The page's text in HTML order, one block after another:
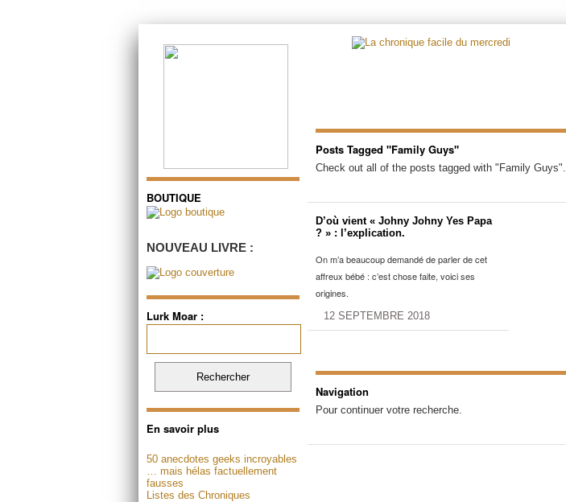
BOUTIQUE
NOUVEAU LIVRE :
Lurk Moar :
En savoir plus
50 anecdotes geeks incroyables
… mais hélas factuellement
fausses
Listes des Chroniques
Posts Tagged "Family Guys"
Check out all of the posts tagged with "Family Guys".
D’où vient « Johny Johny Yes Papa
? » : l’explication.
On m’a beaucoup demandé de parler de cet
affreux bébé : c’est chose faite, voici ses
origines.
12 SEPTEMBRE 2018
Navigation
Pour continuer votre recherche.